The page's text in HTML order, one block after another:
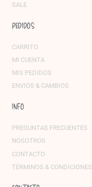
SALE
PEDIDOS
CARRITO
MI CUENTA
MIS PEDIDOS
ENVIOS & CAMBIOS
INFO
PREGUNTAS FRECUENTES
NOSOTROS
CONTACTO
TÉRMINOS & CONDICIONES